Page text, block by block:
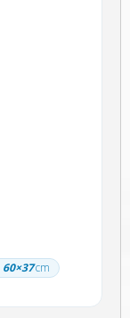
60×37cm